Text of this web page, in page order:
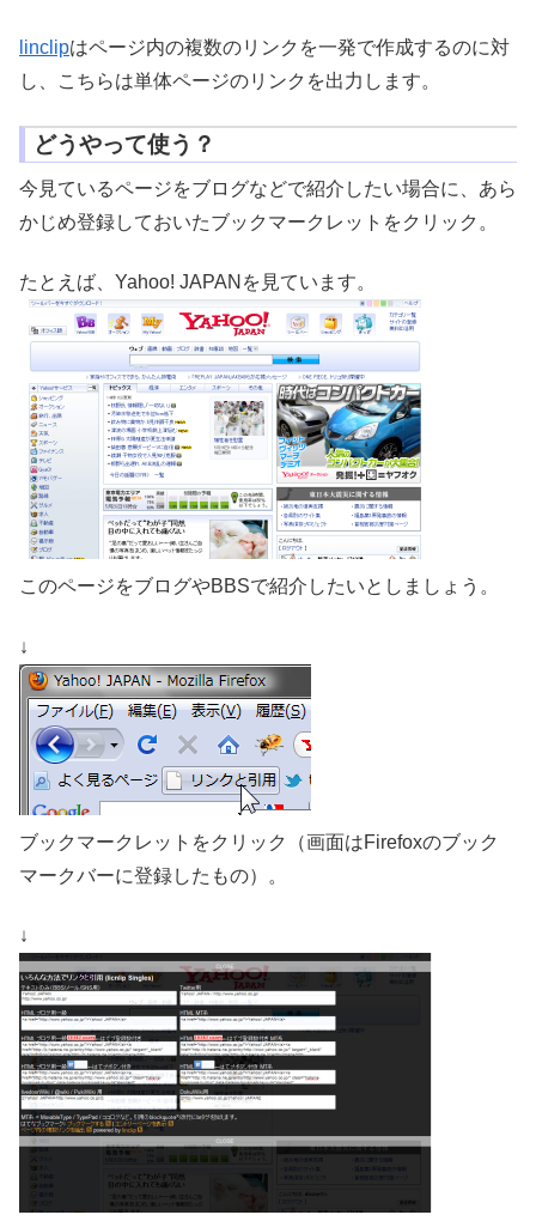
linclipはページ内の複数のリンクを一発で作成するのに対
し、こちらは単体ページのリンクを出力します。
どうやって使う？
今見ているページをブログなどで紹介したい場合に、あら
かじめ登録しておいたブックマークレットをクリック。
たとえば、Yahoo! JAPANを見ています。
このページをブログやBBSで紹介したいとしましょう。
↓
ブックマークレットをクリック（画面はFirefoxのブック
マークバーに登録したもの）。
↓